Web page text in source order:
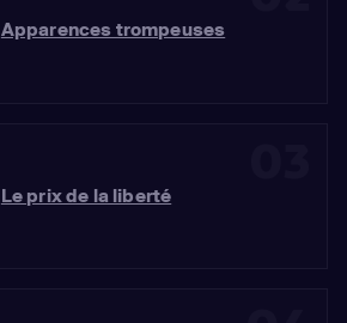
Apparences trompeuses
Le prix de la liberté